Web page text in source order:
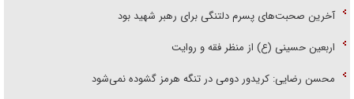
آخرین صحبت‌های پسرم دلتنگی برای رهبر شهید بود
اربعین حسینی (ع) از منظر فقه و روایت
محسن رضایی: کریدور دومی در تنگه هرمز گشوده نمی‌شود